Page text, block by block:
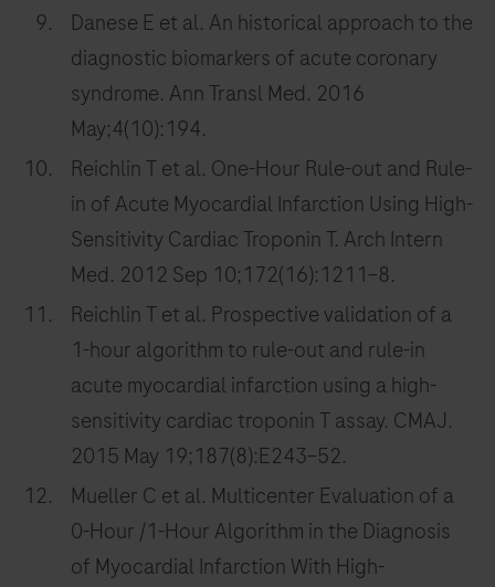
Danese E et al. An historical approach to the
diagnostic biomarkers of acute coronary
syndrome. Ann Transl Med. 2016
May;4(10):194.
Reichlin T et al. One-Hour Rule-out and Rule-
in of Acute Myocardial Infarction Using High-
Sensitivity Cardiac Troponin T. Arch Intern
Med. 2012 Sep 10;172(16):1211–8.
Reichlin T et al. Prospective validation of a
1-hour algorithm to rule-out and rule-in
acute myocardial infarction using a high-
sensitivity cardiac troponin T assay. CMAJ.
2015 May 19;187(8):E243–52.
Mueller C et al. Multicenter Evaluation of a
0-Hour /1-Hour Algorithm in the Diagnosis
of Myocardial Infarction With High-